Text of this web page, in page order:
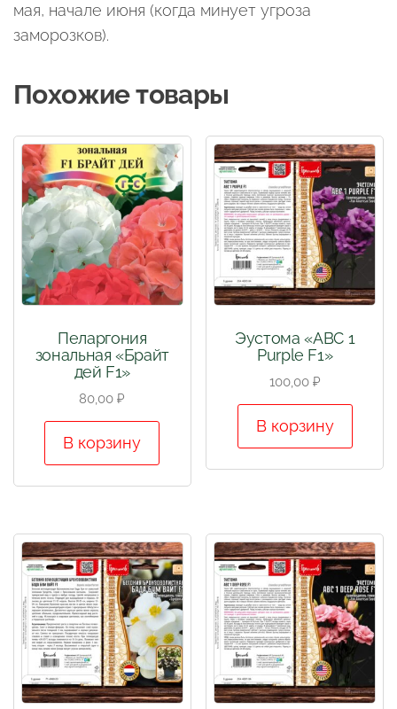
мая, начале июня (когда минует угроза
заморозков).
Похожие товары
Пеларгония
зональная «Брайт
дей F1»
80,00₽
В корзину
Эустома «АВС 1
Purple F1»
100,00 ₽
В корзину